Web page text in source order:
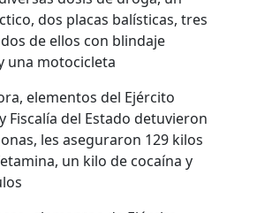
dos placas balísticas, tres
de ellos con blindaje
una motocicleta
elementos del Ejército
Fiscalía del Estado detuvieron
les aseguraron 129 kilos
un kilo de cocaína y